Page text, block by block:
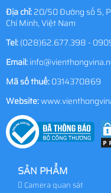
Địa chỉ:20/50 Đường số 5,
Chí Minh, Việt Nam
Tel:(028)62.677.398 -
Email:
Mã số thuế:0314370869
Website:
SẢN PHẨM
Camera quan sát